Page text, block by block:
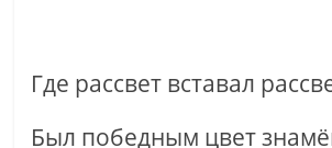
Где рассвет вставал
Был победным цвет